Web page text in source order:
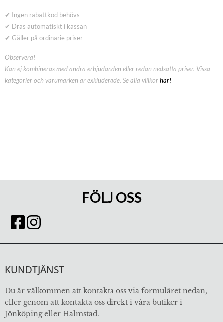
✔ Ingen rabattkod behövs
✔ Dras automatiskt i kassan
✔ Gäller på ordinarie priser
Observera!
Kan ej kombineras med andra erbjudanden eller redan nedsatta priser. Vissa
kategorier och varumärken är exkluderade. Se alla villkorhär!
FÖLJ OSS
KUNDTJÄNST
Du är välkommen att kontakta oss via formuläret nedan,
eller genom att kontakta oss direkt i våra butiker i
Jönköping eller Halmstad.